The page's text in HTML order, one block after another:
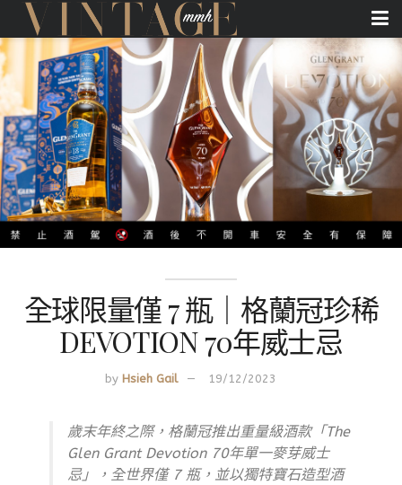
全球限量僅 7 瓶｜格蘭冠珍稀
DEVOTION 70年威士忌
by Hsieh Gail 19/12/2023
歲末年終之際，格蘭冠推出重量級酒款「The
Glen Grant Devotion 70年單一麥芽威士
忌」，全世界僅 7 瓶，並以獨特寶石造型酒